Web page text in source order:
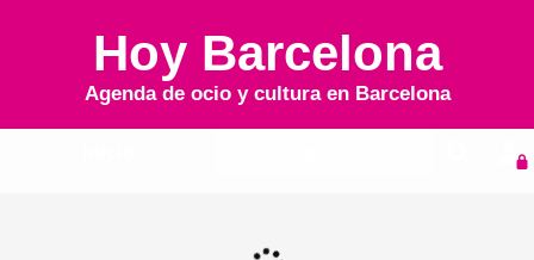
Hoy Barcelona
Agenda de ocio y cultura en Barcelona